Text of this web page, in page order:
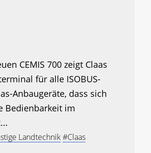
CEMIS 700 zeigt Claas
für alle ISOBUS-
Anbaugeräte, dass sich
Bedienbarkeit im
Landtechnik#Claas